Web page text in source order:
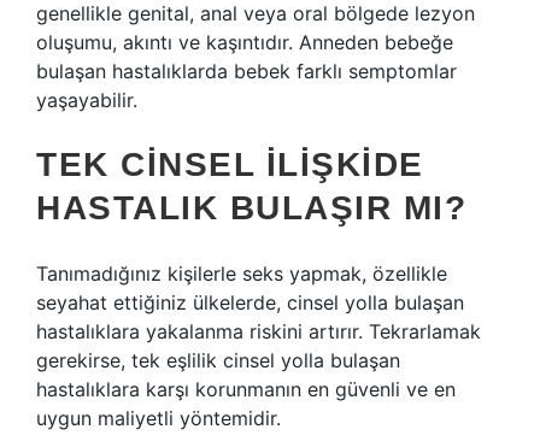
genellikle genital, anal veya oral bölgede lezyon
oluşumu, akıntı ve kaşıntıdır. Anneden bebeğe
bulaşan hastalıklarda bebek farklı semptomlar
yaşayabilir.
TEK CINSEL ILIŞKIDE
HASTALIK BULAŞIR MI?
Tanımadığınız kişilerle seks yapmak, özellikle
seyahat ettiğiniz ülkelerde, cinsel yolla bulaşan
hastalıklara yakalanma riskini artırır. Tekrarlamak
gerekirse, tek eşlilik cinsel yolla bulaşan
hastalıklara karşı korunmanın en güvenli ve en
uygun maliyetli yöntemidir.